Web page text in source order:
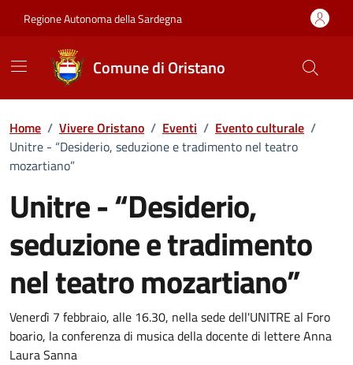
Regione Autonoma della Sardegna
Comune di Oristano
Home / Vivere Oristano / Eventi / Evento culturale /
Unitre - “Desiderio, seduzione e tradimento nel teatro
mozartiano”
Unitre - “Desiderio,
seduzione e tradimento
nel teatro mozartiano”
Dettaglio dell'evento
Venerdì 7 febbraio, alle 16.30, nella sede dell'UNITRE al Foro
boario, la conferenza di musica della docente di lettere Anna
Laura Sanna